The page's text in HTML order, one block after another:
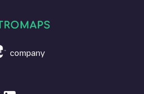
para los conductores de vehículos
eléctricos son muy
cuáles son los puntos de carga más
dejar tu valoración de cuál fue tu
la ficha de la estación de carga una vez
company